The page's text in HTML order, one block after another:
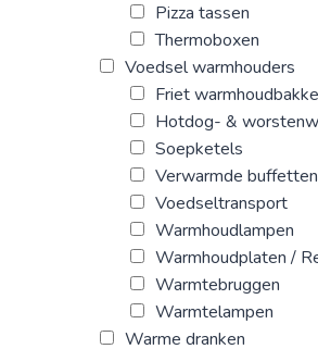
Pizza tassen
Thermoboxen
Voedsel warmhouders
Friet
Hotdog- &
Soepketels
Verwarmde buffetten
Voedseltransport
Warmhoudlampen
Warmhoudplaten /
Warmtebruggen
Warmtelampen
Warme dranken